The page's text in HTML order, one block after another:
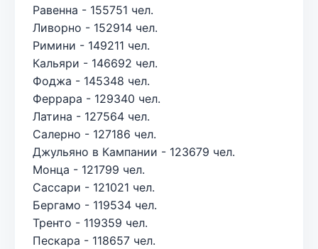
Равенна - 155751 чел.
Ливорно - 152914 чел.
Римини - 149211 чел.
Кальяри - 146692 чел.
Фоджа - 145348 чел.
Феррара - 129340 чел.
Латина - 127564 чел.
Салерно - 127186 чел.
Джульяно в Кампании - 123679 чел.
Монца - 121799 чел.
Сассари - 121021 чел.
Бергамо - 119534 чел.
Тренто - 119359 чел.
Пескара - 118657 чел.